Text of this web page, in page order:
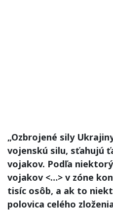
„Ozbrojené sily
vojenskú silu, sťahujú
vojakov. Podľa
vojakov <…> v zóne
tisíc osôb, a ak to
polovica celého